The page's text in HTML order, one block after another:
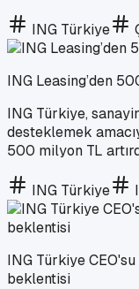
ING Türkiye
ING Leasing’den
ING Türkiye,
desteklemek
500 milyon TL
ING Türkiye
ING Türkiye
beklentisi